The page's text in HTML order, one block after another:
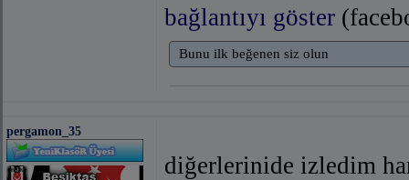
bağlantıyı göster
Bunu ilk beğenen siz olun
pergamon_35
diğerlerinide izledim